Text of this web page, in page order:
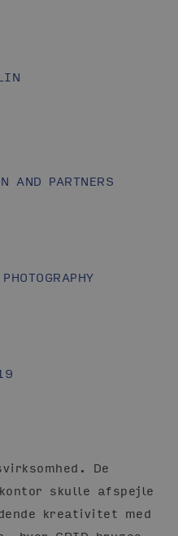
AND PARTNERS
De
skulle afspejle
kreativitet med